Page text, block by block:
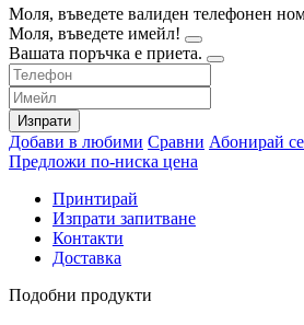
Моля, въведете валиден телефонен
Моля, въведете имейл!
Вашата поръчка е приета.
Изпрати
Добави в любими Сравни Абонирай
Предложи по-ниска цена
Принтирай
Изпрати запитване
Контакти
Доставка
Подобни продукти